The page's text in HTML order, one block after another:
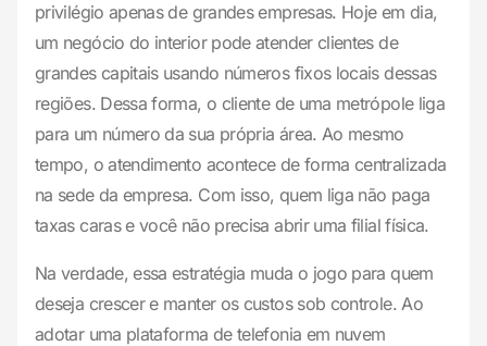
privilégio apenas de grandes empresas. Hoje em dia,
um negócio do interior pode atender clientes de
grandes capitais usando números fixos locais dessas
regiões. Dessa forma, o cliente de uma metrópole liga
para um número da sua própria área. Ao mesmo
tempo, o atendimento acontece de forma centralizada
na sede da empresa. Com isso, quem liga não paga
taxas caras e você não precisa abrir uma filial física.
Na verdade, essa estratégia muda o jogo para quem
deseja crescer e manter os custos sob controle. Ao
adotar uma plataforma de telefonia em nuvem